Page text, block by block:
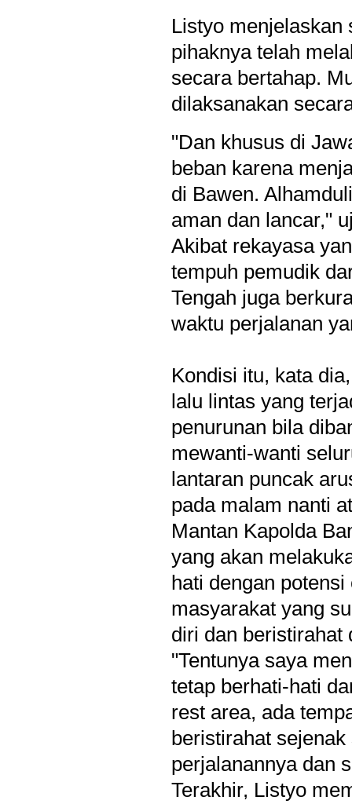
Listyo menjelaskan
pihaknya telah
secara bertahap.
dilaksanakan
"Dan khusus di
beban karena
di Bawen.
aman dan lancar,"
Akibat rekayasa
tempuh pemudik
Tengah juga
waktu perjalanan
Kondisi itu, kata
lalu lintas yang
penurunan bila
mewanti-wanti
lantaran puncak
pada malam nanti
Mantan Kapolda
yang akan
hati dengan
masyarakat yang
diri dan beristirahat
"Tentunya saya
tetap berhati-hati
rest area, ada
beristirahat
perjalanannya dan
Terakhir, Listyo